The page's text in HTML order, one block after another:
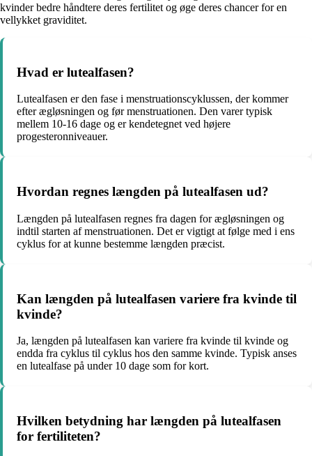
kvinder bedre håndtere deres fertilitet og øge deres chancer for en
vellykket graviditet.
Hvad er lutealfasen?
Lutealfasen er den fase i menstruationscyklussen, der kommer
efter ægløsningen og før menstruationen. Den varer typisk
mellem 10-16 dage og er kendetegnet ved højere
progesteronniveauer.
Hvordan regnes længden på lutealfasen ud?
Længden på lutealfasen regnes fra dagen for ægløsningen og
indtil starten af menstruationen. Det er vigtigt at følge med i ens
cyklus for at kunne bestemme længden præcist.
Kan længden på lutealfasen variere fra kvinde til
kvinde?
Ja, længden på lutealfasen kan variere fra kvinde til kvinde og
endda fra cyklus til cyklus hos den samme kvinde. Typisk anses
en lutealfase på under 10 dage som for kort.
Hvilken betydning har længden på lutealfasen
for fertiliteten?